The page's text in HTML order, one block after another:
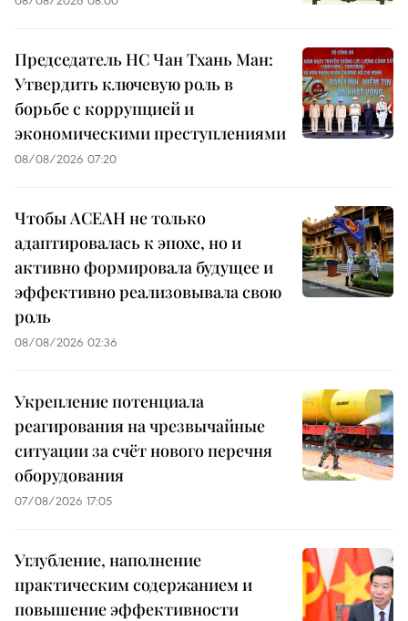
Председатель НС Чан Тхань Ман:
Утвердить ключевую роль в
борьбе с коррупцией и
экономическими преступлениями
08/08/2026 07:20
Чтобы АСЕАН не только
адаптировалась к эпохе, но и
активно формировала будущее и
эффективно реализовывала свою
роль
08/08/2026 02:36
Укрепление потенциала
реагирования на чрезвычайные
ситуации за счёт нового перечня
оборудования
07/08/2026 17:05
Углубление, наполнение
практическим содержанием и
повышение эффективности